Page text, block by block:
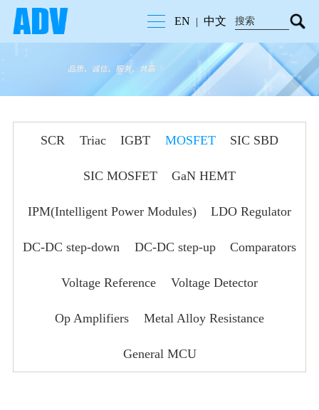
EN 中文
SCR Triac IGBT MOSFET SIC SBD
SIC MOSFET GaN HEMT
IPM(Intelligent Power Modules) LDO Regulator
DC-DC step-down DC-DC step-up Comparators
Voltage Reference Voltage Detector
Op Amplifiers Metal Alloy Resistance
General MCU